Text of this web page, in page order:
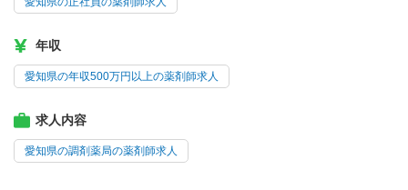
年収
愛知県の年収500万円以上の薬剤師求人
求人内容
愛知県の調剤薬局の薬剤師求人